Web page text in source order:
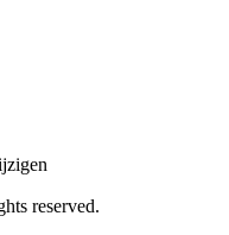
reserved.